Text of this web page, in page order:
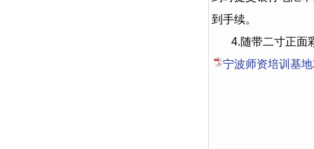
到手续。
4.随带二寸正面
宁波师资培训基